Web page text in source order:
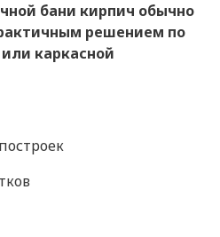
бани кирпич обычно
решением по
каркасной